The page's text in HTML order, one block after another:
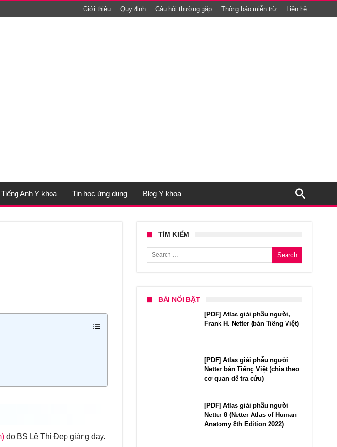
Giới thiệu Quy định Câu hỏi thường gặp Thông báo miễn trừ Liên hệ
Tiếng Anh Y khoa Tin học ứng dụng Blog Y khoa
do BS Lê Thị Đẹp giảng dạy.
TÌM KIẾM
Search for:
BÀI NỔI BẬT
[PDF] Atlas giải phẫu người,
Frank H. Netter (bản Tiếng Việt)
[PDF] Atlas giải phẫu người
Netter bản Tiếng Việt (chia theo
cơ quan dễ tra cứu)
[PDF] Atlas giải phẫu người
Netter 8 (Netter Atlas of Human
Anatomy 8th Edition 2022)